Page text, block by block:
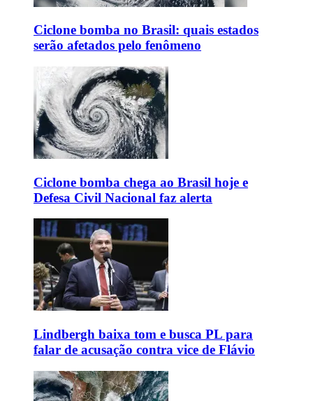
Ciclone bomba no Brasil: quais estados
serão afetados pelo fenômeno
Ciclone bomba chega ao Brasil hoje e
Defesa Civil Nacional faz alerta
Lindbergh baixa tom e busca PL para
falar de acusação contra vice de Flávio